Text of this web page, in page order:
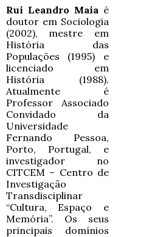
Rui Leandro Maiaé
doutor em Sociologia
(2002), mestre em
História das
Populações (1995) e
licenciado em
História (1988).
Atualmente é
Professor Associado
Convidado da
Universidade
Fernando Pessoa,
Porto, Portugal, e
investigador no
CITCEM – Centro de
Investigação
Transdisciplinar
“Cultura, Espaço e
Memória”. Os seus
principais domínios